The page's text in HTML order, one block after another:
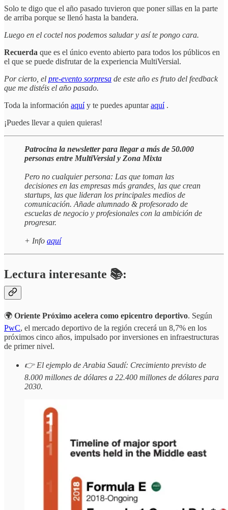
Solo te digo que el año pasado tuvieron que poner sillas en la parte
de arriba porque se llenó hasta la bandera.
Luego en el coctel nos podemos saludar y así te pongo cara.
Recuerda que es el único evento abierto para todos los públicos en
el que se puede disfrutar de la experiencia MultiVersial.
Por cierto, el pre-evento sorpresa de este año es fruto del feedback
que me distéis el año pasado.
Toda la información aquíy te puedes apuntaraquí.
¡Puedes llevar a quien quieras!
Patrocina la newsletter para llegar a más de 50.000
personas entre MultiVersial y Zona Mixta
Pero no cualquier persona: Las que toman las
decisiones en las empresas más grandes, las que crean
startups, las que lideran los principales medios de
comunicación. Añade alumnado & profesorado de
escuelas de negocio y profesionales con la ambición de
progresar.
+ Info aquí
Lectura interesante 📚:
🌍 Oriente Próximo acelera como epicentro deportivo. Según
PwC, el mercado deportivo de la región crecerá un 8,7% en los
próximos cinco años, impulsado por inversiones en infraestructuras
de primer nivel.
👉 El ejemplo de Arabia Saudí: Crecimiento previsto de
8.000 millones de dólares a 22.400 millones de dólares para
2030.